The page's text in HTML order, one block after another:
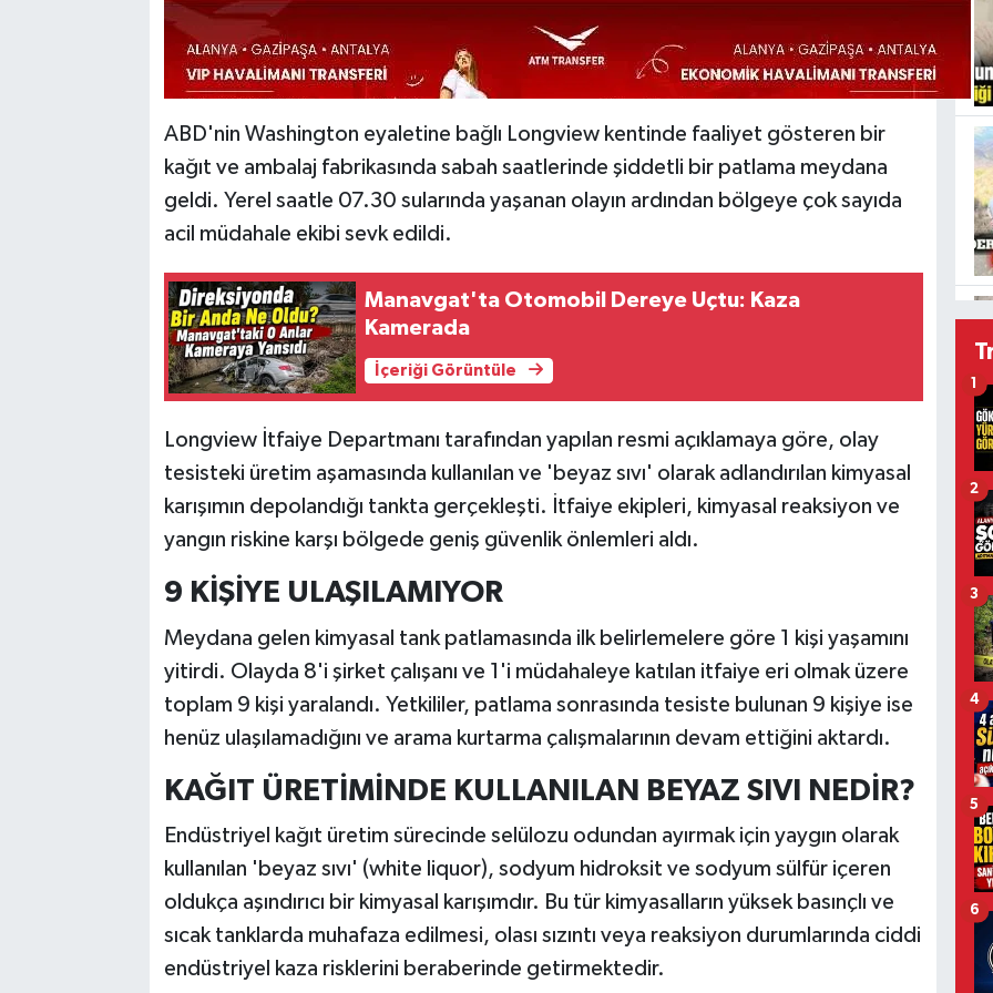
ABD'nin Washington eyaletine bağlı Longview kentinde faaliyet gösteren bir
kağıt ve ambalaj fabrikasında sabah saatlerinde şiddetli bir patlama meydana
geldi. Yerel saatle 07.30 sularında yaşanan olayın ardından bölgeye çok sayıda
acil müdahale ekibi sevk edildi.
Manavgat'ta Otomobil Dereye Uçtu: Kaza
Kamerada
İçeriği Görüntüle
Longview İtfaiye Departmanı tarafından yapılan resmi açıklamaya göre, olay
tesisteki üretim aşamasında kullanılan ve 'beyaz sıvı' olarak adlandırılan kimyasal
karışımın depolandığı tankta gerçekleşti. İtfaiye ekipleri, kimyasal reaksiyon ve
yangın riskine karşı bölgede geniş güvenlik önlemleri aldı.
9 KİŞİYE ULAŞILAMIYOR
Meydana gelen kimyasal tank patlamasında ilk belirlemelere göre 1 kişi yaşamını
yitirdi. Olayda 8'i şirket çalışanı ve 1'i müdahaleye katılan itfaiye eri olmak üzere
toplam 9 kişi yaralandı. Yetkililer, patlama sonrasında tesiste bulunan 9 kişiye ise
henüz ulaşılamadığını ve arama kurtarma çalışmalarının devam ettiğini aktardı.
KAĞIT ÜRETİMİNDE KULLANILAN BEYAZ SIVI NEDİR?
Endüstriyel kağıt üretim sürecinde selülozu odundan ayırmak için yaygın olarak
kullanılan 'beyaz sıvı' (white liquor), sodyum hidroksit ve sodyum sülfür içeren
oldukça aşındırıcı bir kimyasal karışımdır. Bu tür kimyasalların yüksek basınçlı ve
sıcak tanklarda muhafaza edilmesi, olası sızıntı veya reaksiyon durumlarında ciddi
endüstriyel kaza risklerini beraberinde getirmektedir.
1
2
3
4
5
6